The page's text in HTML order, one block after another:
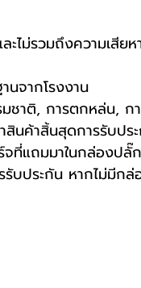
ม่รวมถึงความเสียห
นจากโรงงาน
มชาติ, การตกหล่น, ก
นค้าสิ้นสุดการรับปร
ที่แถมมาในกล่องปลั๊
ประกัน หากไม่มีกล่